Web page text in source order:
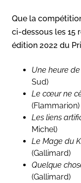
Que la
ci-dessous les 15
édition 2022 du
Une heure
Sud)
Le cœur ne
(Flammarion)
Les liens
Michel)
Le Mage du
(Gallimard)
Quelque
(Gallimard)